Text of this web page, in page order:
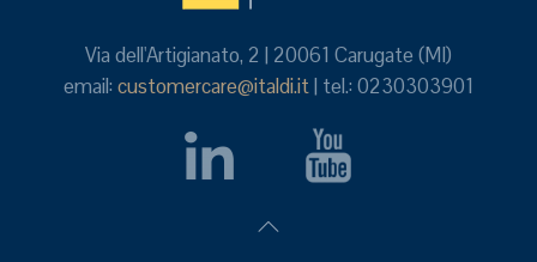
Via dell'Artigianato, 2 | 20061 Carugate (MI)
email: customercare@italdi.it| tel.: 0230303901